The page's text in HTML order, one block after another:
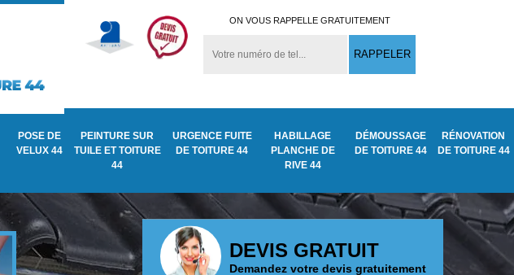
ON VOUS RAPPELLE GRATUITEMENT
POSE DE
VELUX 44
PEINTURE SUR
TUILE ET TOITURE
44
URGENCE FUITE
DE TOITURE 44
HABILLAGE
PLANCHE DE
RIVE 44
DÉMOUSSAGE
DE TOITURE 44
RÉNOVATION
DE TOITURE 44
DEVIS GRATUIT
Demandez votre devis gratuitement